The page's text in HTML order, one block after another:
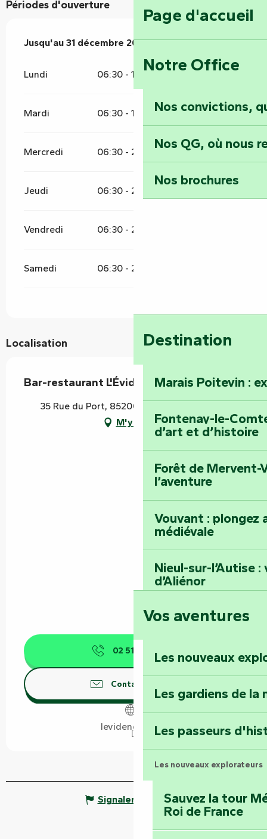
Page d'accueil
Notre Office
Nos convictions,
Nos QG, où nous
Nos brochures
Destination
Marais Poitevin :
Fontenay-le-
d’art et d’histoire
Forêt de Mervent-
l’aventure
Vouvant : plongez
médiévale
Nieul-sur-l’Autise
d’Aliénor
Foussais-Payré :
Faymoreau :
épopée minière
Terre d’étoiles :
Vos aventures
Les nouveaux
Les gardiens de la
Les passeurs
Les nouveaux explorateurs
Sauvez la tour
Roi de France
Périodes d'ouverture
Du15 janvier 2026au31 décembre 2026
Jusqu'au 31 décembre 2026
Lundi 06:30 - 15:00
Mardi 06:30 - 15:00
Mercredi 06:30 - 21:00
Jeudi 06:30 - 22:00
Vendredi 06:30 - 22:00
Samedi 06:30 - 22:00
Localisation
Bar-restaurant L'Évidence
35 Rue du Port, 85200 Fontenay-le-Comte
M'y rendre
02 51 69 02
Contactez-nous
levidence-flc.fr
Signaler une erreur